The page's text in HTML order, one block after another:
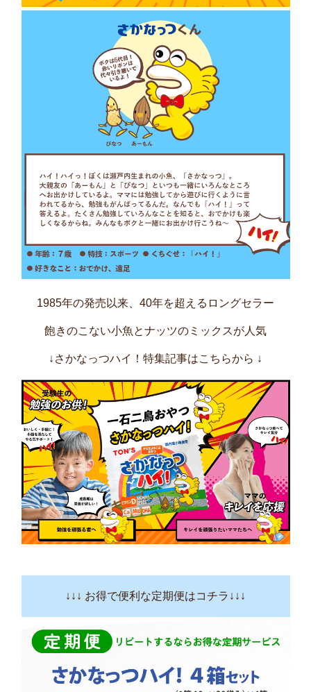
1985年の発売以来、40年を超えるロングセラー
飽きのこない小魚とナッツのミックスが人気
↓さかなっつハイ！特集記事はこちらから ↓
↓↓↓ お得で便利な定期便はコチラ↓↓↓